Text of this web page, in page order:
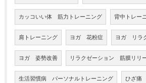
カッコいい体 筋力トレーニング 背中トレー
肩トレーニング ヨガ 花粉症 ヨガ リラ
ヨガ 姿勢改善 リラクゼーション 筋膜リリ
生活習慣病 パーソナルトレーニング ひざ痛